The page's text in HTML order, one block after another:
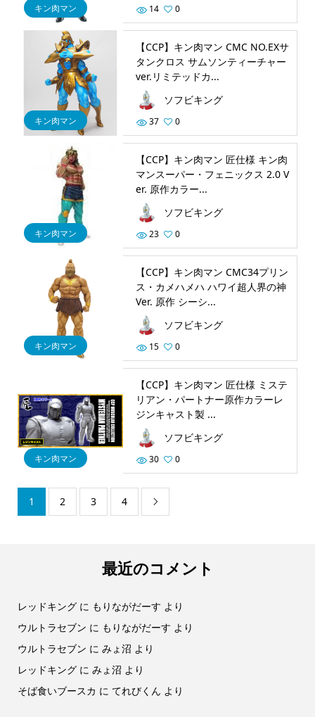
キン肉マン 14 0
キン肉マン
【CCP】キン肉マン CMC NO.EXサ
タンクロス サムソンティーチャー
ver.リミテッドカ...
ソフビキング
37 0
キン肉マン
【CCP】キン肉マン 匠仕様 キン肉
マンスーパー・フェニックス 2.0 V
er. 原作カラー...
ソフビキング
23 0
キン肉マン
【CCP】キン肉マン CMC34プリン
ス・カメハメハ ハワイ超人界の神
Ver. 原作 シーシ...
ソフビキング
15 0
キン肉マン
【CCP】キン肉マン 匠仕様 ミステ
リアン・パートナー原作カラーレ
ジンキャスト製 ...
ソフビキング
30 0
1 2 3 4 
最近のコメント
レッドキングに もりながだーす より
ウルトラセブン に もりながだーす より
ウルトラセブン に みょ沼 より
レッドキングに みょ沼 より
そば食いブースカ に てれびくん より